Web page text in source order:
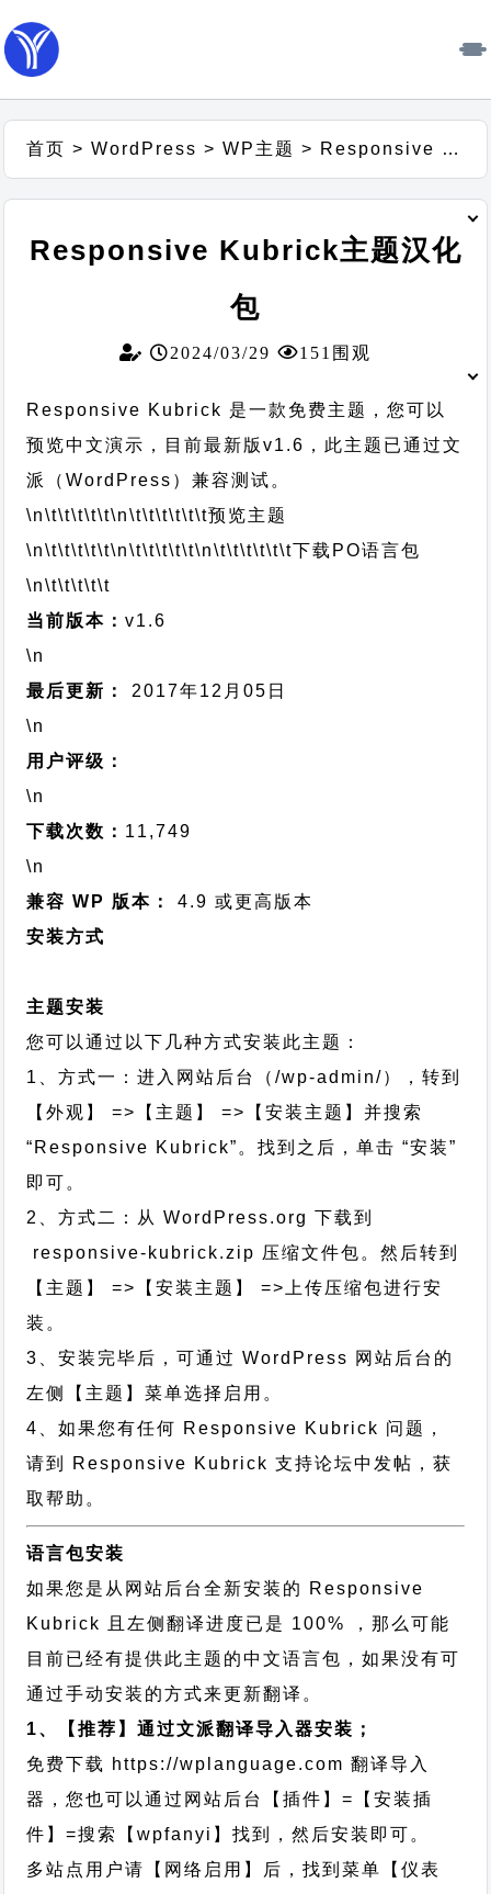
首页 >WordPress >WP主题 > Responsive Kubrick主题汉化包
Responsive Kubrick主题汉化
包
2024/03/29 151围观
Responsive Kubrick 是一款免费主题，您可以
预览中文演示，目前最新版v1.6，此主题已通过文
派（WordPress）兼容测试。
\n\t\t\t\t\t\n\t\t\t\t\t\t预览主题
\n\t\t\t\t\t\n\t\t\t\t\t\n\t\t\t\t\t\t下载PO语言包
\n\t\t\t\t\t
当前版本：v1.6
\n
最后更新：
2017年12月05日
\n
用户评级：
\n
下载次数： 11,749
\n
兼容 WP 版本：
4.9 或更高版本
安装方式
主题安装
您可以通过以下几种方式安装此主题：
1、方式一：进入网站后台（/wp-admin/），转到
【外观】 =>【主题】 =>【安装主题】并搜索
“Responsive Kubrick”。找到之后，单击 “安装”
即可。
2、方式二：从 WordPress.org 下载到
responsive-kubrick.zip 压缩文件包。然后转到
【主题】 =>【安装主题】 =>上传压缩包进行安
装。
3、安装完毕后，可通过 WordPress 网站后台的
左侧【主题】菜单选择启用。
4、如果您有任何 Responsive Kubrick 问题，
请到 Responsive Kubrick 支持论坛中发帖，获
取帮助。
语言包安装
如果您是从网站后台全新安装的 Responsive
Kubrick 且左侧翻译进度已是 100% ，那么可能
目前已经有提供此主题的中文语言包，如果没有可
通过手动安装的方式来更新翻译。
1、【推荐】通过文派翻译导入器安装；
免费下载 https://wplanguage.com 翻译导入
器，您也可以通过网站后台【插件】=【安装插
件】=搜索【wpfanyi】找到，然后安装即可。
多站点用户请【网络启用】后，找到菜单【仪表